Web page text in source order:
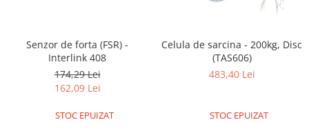
Senzor de forta (FSR) -
Interlink 408
174,29 Lei
162,09 Lei
STOC EPUIZAT
Celula de sarcina - 200kg, Disc
(TAS606)
483,40 Lei
STOC EPUIZAT